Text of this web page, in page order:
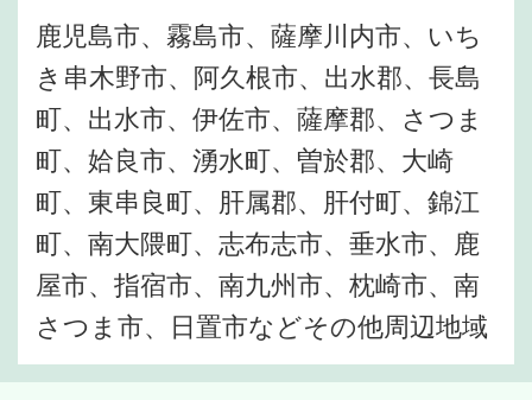
鹿児島市、霧島市、薩摩川内市、いち
き串木野市、阿久根市、出水郡、長島
町、出水市、伊佐市、薩摩郡、さつま
町、姶良市、湧水町、曽於郡、大崎
町、東串良町、肝属郡、肝付町、錦江
町、南大隈町、志布志市、垂水市、鹿
屋市、指宿市、南九州市、枕崎市、南
さつま市、日置市などその他周辺地域